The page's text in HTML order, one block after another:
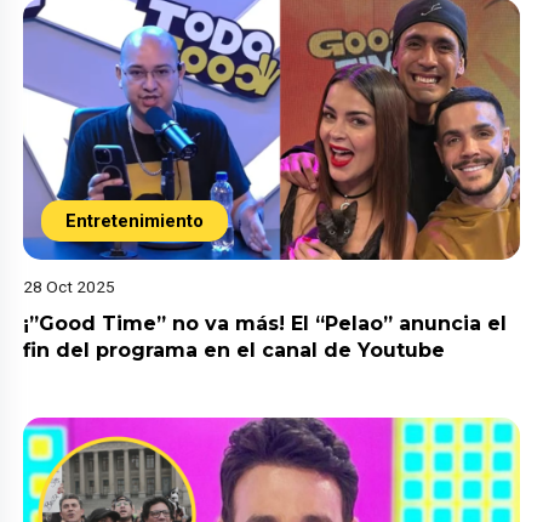
Entretenimiento
28 Oct 2025
¡”Good Time” no va más! El “Pelao” anuncia el
fin del programa en el canal de Youtube